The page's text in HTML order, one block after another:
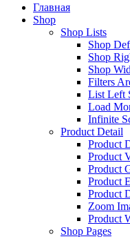
Главная
Shop
Shop Lists
Shop
Shop
Shop
Filters
List Left
Load
Infinite
Product Detail
Product
Product
Product
Product
Product
Zoom
Product
Shop Pages